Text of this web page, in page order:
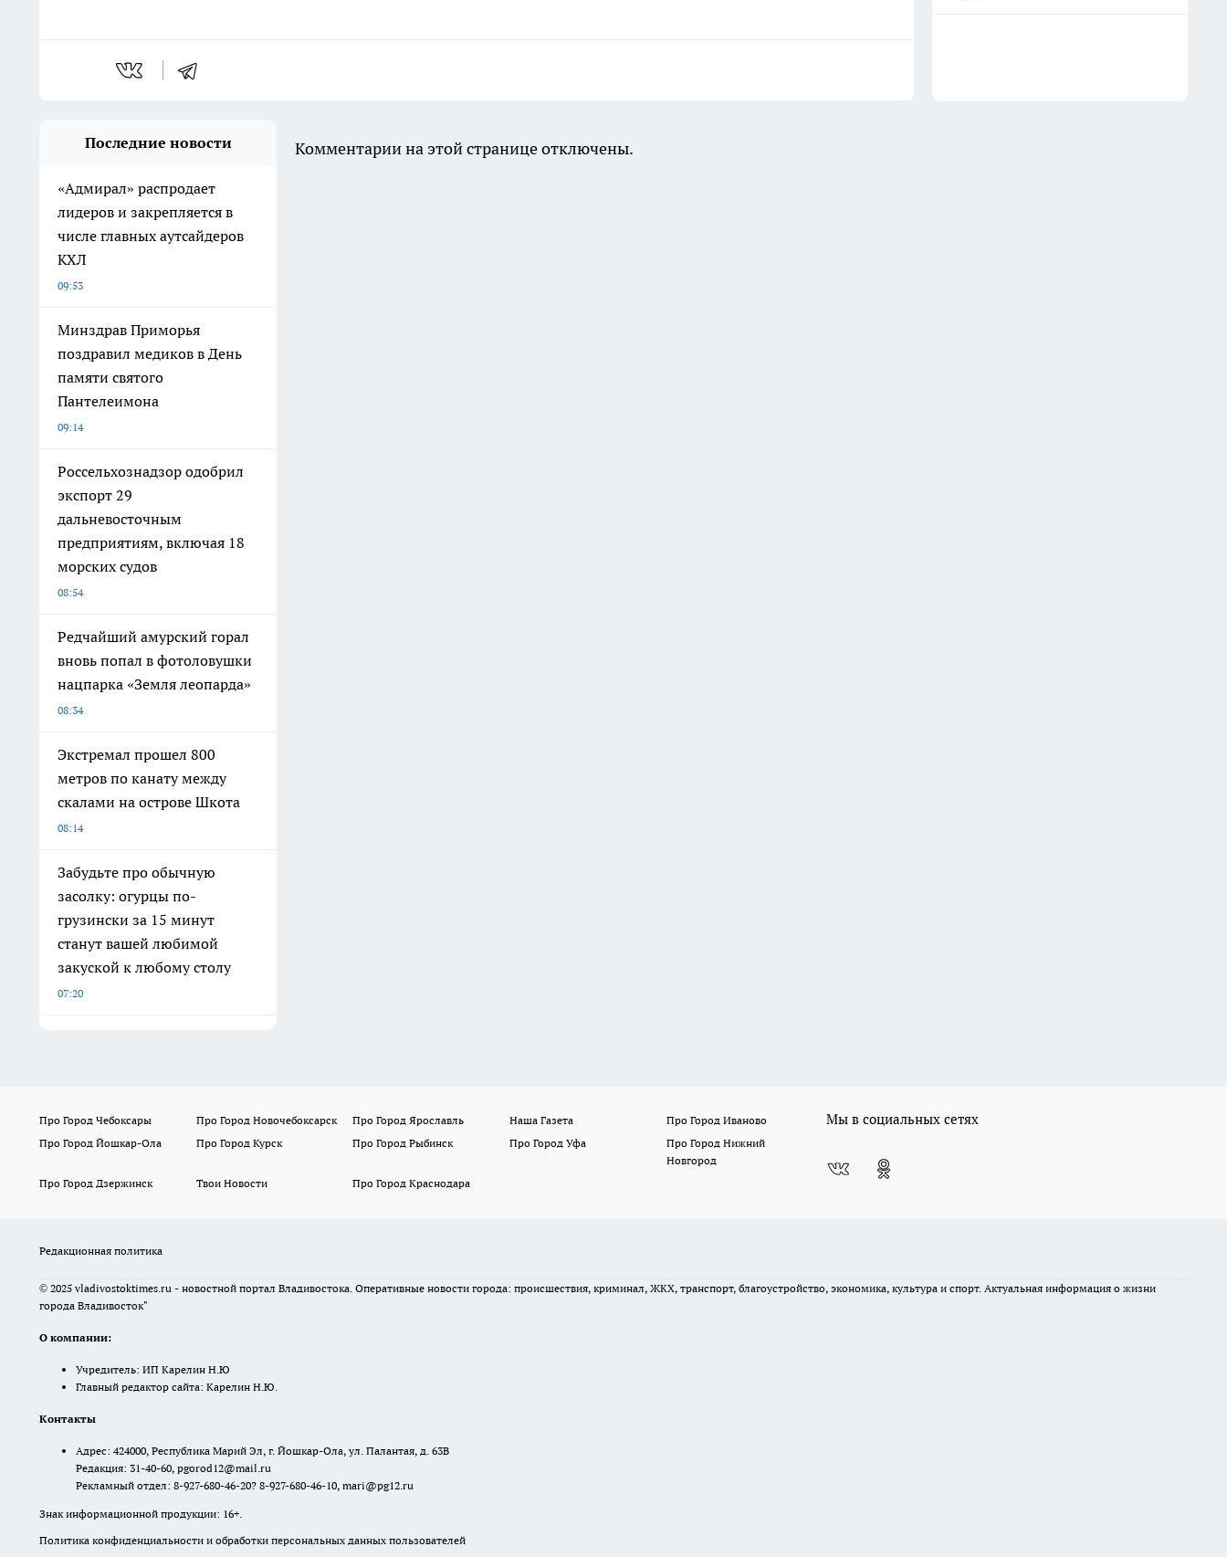
Последние новости
«Адмирал» распродает
лидеров и закрепляется в
числе главных аутсайдеров
КХЛ
09:53
Минздрав Приморья
поздравил медиков в День
памяти святого
Пантелеимона
09:14
Россельхознадзор одобрил
экспорт 29
дальневосточным
предприятиям, включая 18
морских судов
08:54
Редчайший амурский горал
вновь попал в фотоловушки
нацпарка «Земля леопарда»
08:34
Экстремал прошел 800
метров по канату между
скалами на острове Шкота
08:14
Забудьте про обычную
засолку: огурцы по-
грузински за 15 минут
станут вашей любимой
закуской к любому столу
07:20
Комментарии на этой странице отключены.
Про Город Чебоксары Про Город Новочебоксарск Про Город Ярославль Наша Газета
Про Город Иваново
Про Город Йошкар-Ола
Про Город Курск Про Город Рыбинск Про Город Уфа
Про Город Нижний
Новгород
Про Город Дзержинск
Твои Новости Про Город Краснодара
Мы в социальных сетях
Редакционная политика
© 2025 vladivostoktimes.ru - новостной портал Владивостока. Оперативные новости города: происшествия, криминал, ЖКХ, транспорт, благоустройство, экономика, культура и спорт. Актуальная информация о жизни
города Владивосток"
О компании:
Учредитель: ИП Карелин Н.Ю
Главный редактор сайта: Карелин Н.Ю.
Контакты
Адрес: 424000, Республика Марий Эл, г. Йошкар-Ола, ул. Палантая, д. 63В
Редакция: 31-40-60, pgorod12@mail.ru
Рекламный отдел: 8-927-680-46-20? 8-927-680-46-10, mari@pg12.ru
Знак информационной продукции: 16+.
Политика конфиденциальности и обработки персональных данных пользователей